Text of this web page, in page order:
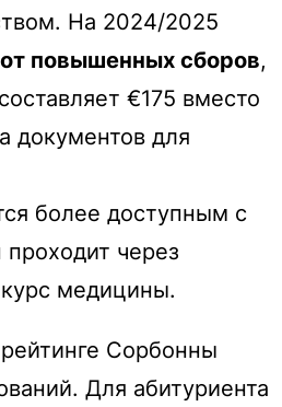
На 2024/2025
повышенных сборов,
€175 вместо
документов для
более доступным с
через
курс медицины.
Сорбонны
Для абитуриента